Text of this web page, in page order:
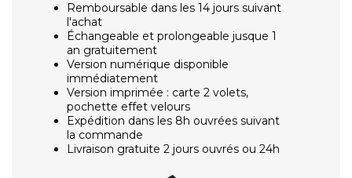
Remboursable dans les 14 jours suivant
l'achat
Échangeable et prolongeable jusque 1
an gratuitement
Version numérique disponible
immédiatement
Version imprimée : carte 2 volets,
pochette effet velours
Expédition dans les 8h ouvrées suivant
la commande
Livraison gratuite 2 jours ouvrés ou 24h